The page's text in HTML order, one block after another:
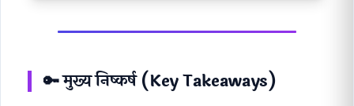
🔑 मुख्य निष्कर्ष (Key Takeaways)